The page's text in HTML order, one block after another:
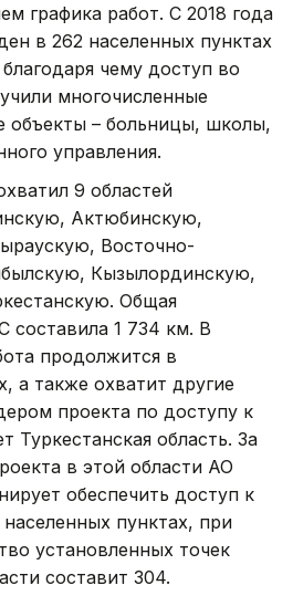
графика работ. С 2018 года
в 262 населенных пунктах
чему доступ во
многочисленные
объекты – больницы, школы,
управления.
9 областей
Актюбинскую,
Восточно-
Кызылординскую,
Общая
составила 1 734 км. В
продолжится в
а также охватит другие
проекта по доступу к
Туркестанская область. За
в этой области АО
обеспечить доступ к
пунктах, при
установленных точек
составит 304.